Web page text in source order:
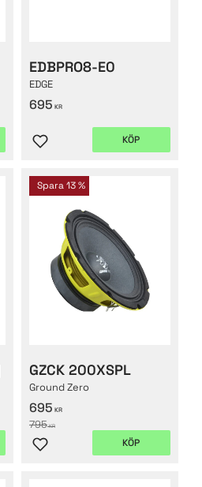
EDBPRO8-E0
EDGE
695 KR
Lägg till i favoriter
KÖP
GZCK 200XSPL
Ground Zero
695 KR
795KR
Spara13 %
Lägg till i favoriter
KÖP